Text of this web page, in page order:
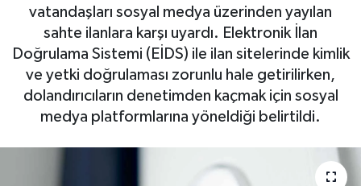
vatandaşları sosyal medya üzerinden yayılan
sahte ilanlara karşı uyardı. Elektronik İlan
Doğrulama Sistemi (EİDS) ile ilan sitelerinde kimlik
ve yetki doğrulaması zorunlu hale getirilirken,
dolandırıcıların denetimden kaçmak için sosyal
medya platformlarına yöneldiği belirtildi.